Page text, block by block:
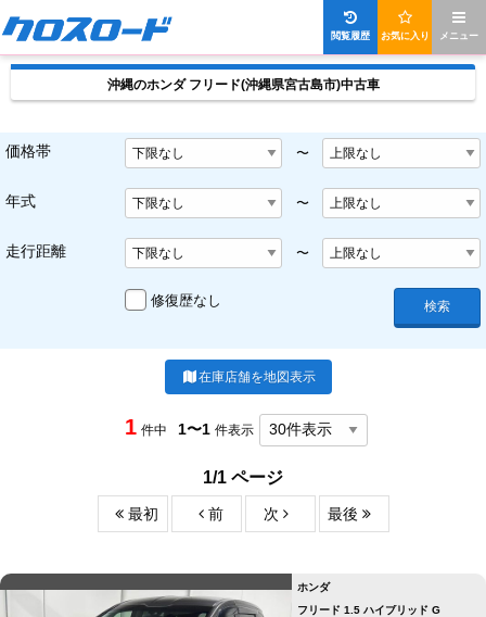
メニュー
お気に入り
閲覧履歴
沖縄のホンダ フリード(沖縄県宮古島市)中古車
価格帯 〜
年式 〜
走行距離 〜
修復歴なし 検索
在庫店舗を地図表示
1 件中 1〜1 件表示
1/1 ページ
最初 前 次 最後
ホンダ
フリード 1.5 ハイブリッド G